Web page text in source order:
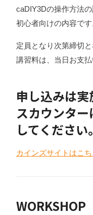
caDIY3Dの操作方法
初心者向けの内容です
定員となり次第締切と
講習料は、当日お支払
申し込みは
スカウンタ
してください。
カインズサイトはこち